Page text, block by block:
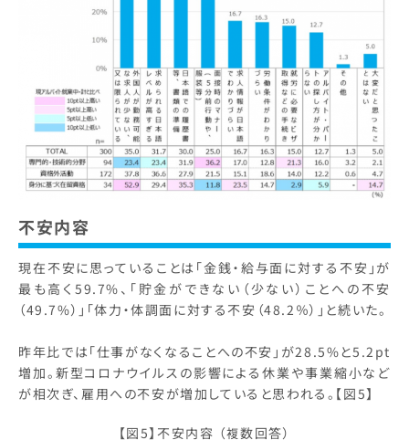
不安内容
現在不安に思っていることは「金銭・給与面に対する不安」が
最も高く59.7%、「貯金ができない（少ない）ことへの不安
（49.7%）」「体力・体調面に対する不安（48.2％）」と続いた。
昨年比では「仕事がなくなることへの不安」が28.5%と5.2pt
増加。新型コロナウイルスの影響による休業や事業縮小など
が相次ぎ、雇用への不安が増加していると思われる。【図5】
【図5】不安内容 （複数回答）